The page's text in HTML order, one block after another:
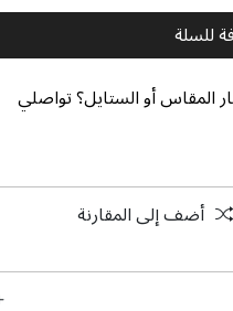
للسلة
المقاس أو الستايل؟ تواصلي
أضف إلى المقارنة